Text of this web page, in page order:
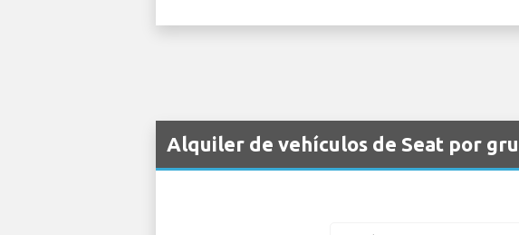
Alquiler de vehículos de Seat por